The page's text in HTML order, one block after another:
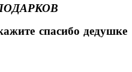
спасибо дедушке